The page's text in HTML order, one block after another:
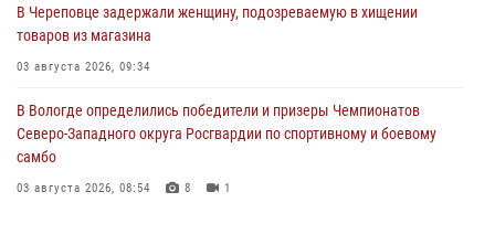
В Череповце задержали женщину, подозреваемую в хищении
товаров из магазина
03 августа 2026, 09:34
В Вологде определились победители и призеры Чемпионатов
Северо-Западного округа Росгвардии по спортивному и боевому
самбо
03 августа 2026, 08:54 8 1